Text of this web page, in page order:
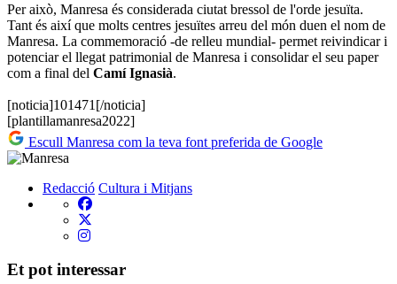
Per això, Manresa és considerada ciutat bressol de l'orde jesuïta.
Tant és així que molts centres jesuïtes arreu del món duen el nom de
Manresa. La commemoració -de relleu mundial- permet reivindicar i
potenciar el llegat patrimonial de Manresa i consolidar el seu paper
com a final del Camí Ignasià.
[noticia]101471[/noticia]
[plantillamanresa2022]
Escull Manresa com la teva font preferida de Google
Redacció Cultura i Mitjans
Et pot interessar